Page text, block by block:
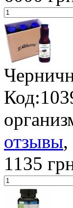
отзывы,
1135